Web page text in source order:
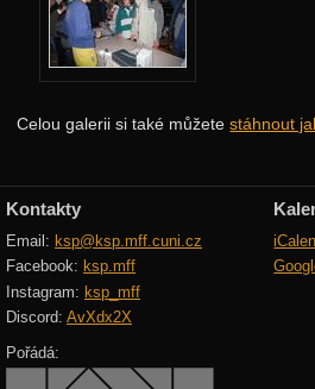
Celou galerii si také můžetestáhnout
Jarní 2022
Podzimní 2021
Jarní 2021
Jarní 2020
Podzimní 2019
Jarní 2019
Podzimní 2018
Jarní 2018
Kontakty
Email: ksp@ksp.mff.cuni.cz
Facebook: ksp.mff
Instagram: ksp_mff
Discord: AvXdx2X
Pořádá: